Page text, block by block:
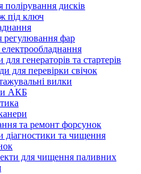
полірування дисків
під ключ
регулювання фар
електрообладнання
генераторів та стартерів
для перевірки свічок
вилки
АКБ
та ремонт форсунок
діагностики та чищення
для чищення паливних